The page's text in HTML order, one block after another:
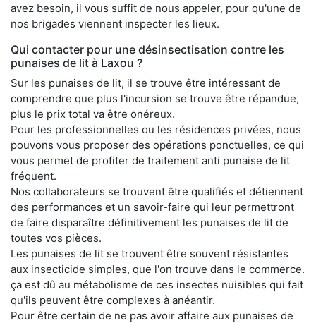
avez besoin, il vous suffit de nous appeler, pour qu'une de
nos brigades viennent inspecter les lieux.
Qui contacter pour une désinsectisation contre les
punaises de lit à Laxou ?
Sur les punaises de lit, il se trouve être intéressant de
comprendre que plus l'incursion se trouve être répandue,
plus le prix total va être onéreux.
Pour les professionnelles ou les résidences privées, nous
pouvons vous proposer des opérations ponctuelles, ce qui
vous permet de profiter de traitement anti punaise de lit
fréquent.
Nos collaborateurs se trouvent être qualifiés et détiennent
des performances et un savoir-faire qui leur permettront
de faire disparaître définitivement les punaises de lit de
toutes vos pièces.
Les punaises de lit se trouvent être souvent résistantes
aux insecticide simples, que l'on trouve dans le commerce.
ça est dû au métabolisme de ces insectes nuisibles qui fait
qu'ils peuvent être complexes à anéantir.
Pour être certain de ne pas avoir affaire aux punaises de